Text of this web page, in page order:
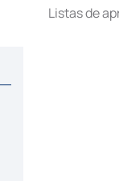
Listas de